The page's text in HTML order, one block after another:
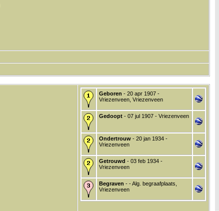
Geboren - 20 apr 1907 -
Vriezenveen, Vriezenveen
Gedoopt - 07 jul 1907 - Vriezenveen
Ondertrouw - 20 jan 1934 -
Vriezenveen
Getrouwd - 03 feb 1934 -
Vriezenveen
Begraven - - Alg. begraafplaats,
Vriezenveen